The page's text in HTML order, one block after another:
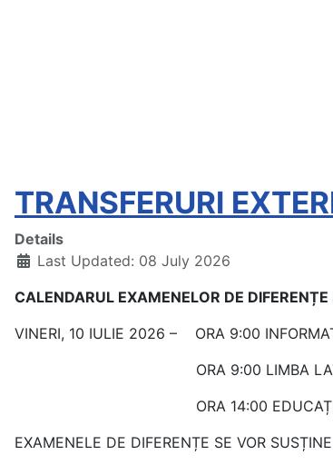
TRANSFERURI
Details
Last Updated: 08 July 2026
CALENDARUL EXAMENELOR DE DIFERENȚE
VINERI, 10 IULIE 2026 – ORA 9:00
ORA 9:00 LIMBA
ORA 14:00 EDUCAȚIE
EXAMENELE DE DIFERENȚE SE VOR